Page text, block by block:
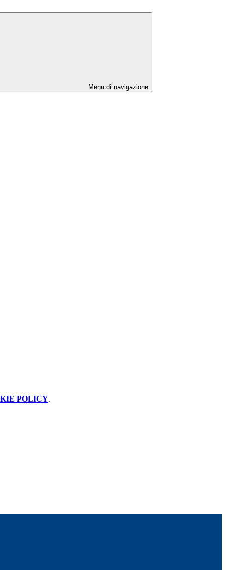
Menu di navigazione
POLICY.